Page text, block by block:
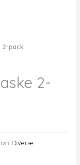
2-pack
2-
Diverse